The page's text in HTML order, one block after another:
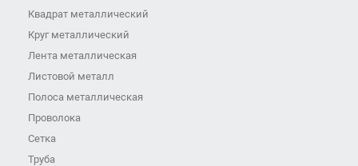
Квадрат металлический
Круг металлический
Лента металлическая
Листовой металл
Полоса металлическая
Проволока
Сетка
Труба